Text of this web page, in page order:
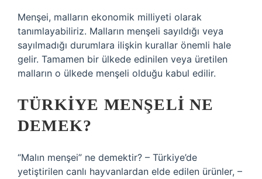
Menşei, malların ekonomik milliyeti olarak
tanımlayabiliriz. Malların menşeli sayıldığı veya
sayılmadığı durumlara ilişkin kurallar önemli hale
gelir. Tamamen bir ülkede edinilen veya üretilen
malların o ülkede menşeli olduğu kabul edilir.
TÜRKIYE MENŞELI NE
DEMEK?
“Malın menşei” ne demektir? – Türkiye’de
yetiştirilen canlı hayvanlardan elde edilen ürünler, –